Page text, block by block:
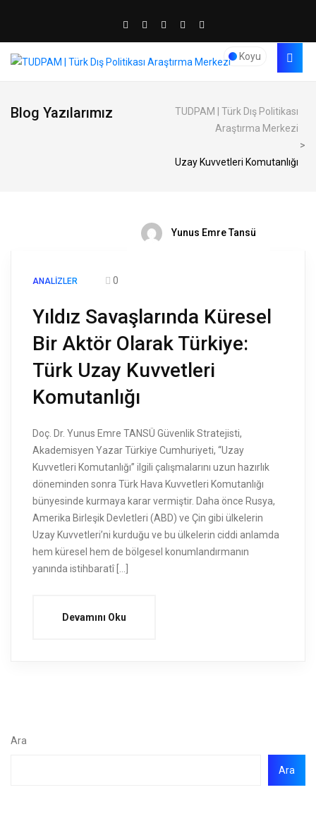
Koyu
Blog Yazılarımız
TUDPAM | Türk Dış Politikası
Araştırma Merkezi
>
Uzay Kuvvetleri Komutanlığı
Yunus Emre Tansü
ANALIZLER 0
Yıldız Savaşlarında Küresel
Bir Aktör Olarak Türkiye:
Türk Uzay Kuvvetleri
Komutanlığı
Doç. Dr. Yunus Emre TANSÜ Güvenlik Stratejisti,
Akademisyen Yazar Türkiye Cumhuriyeti, ‘‘Uzay
Kuvvetleri Komutanlığı’’ ilgili çalışmalarını uzun hazırlık
döneminden sonra Türk Hava Kuvvetleri Komutanlığı
bünyesinde kurmaya karar vermiştir. Daha önce Rusya,
Amerika Birleşik Devletleri (ABD) ve Çin gibi ülkelerin
Uzay Kuvvetleri’ni kurduğu ve bu ülkelerin ciddi anlamda
hem küresel hem de bölgesel konumlandırmanın
yanında istihbaratî […]
Devamını Oku
Ara
Ara